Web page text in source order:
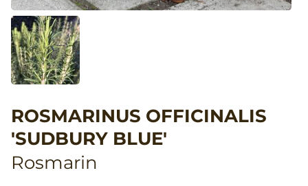
ROSMARINUS OFFICINALIS
'SUDBURY BLUE'
Rosmarin